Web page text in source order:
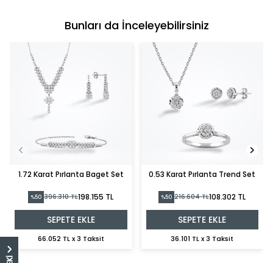
Bunları da İnceleyebilirsiniz
1.72 Karat Pırlanta Baget Set
%50 396.310 TL198.155 TL
SEPETE EKLE
66.052 TL x 3 Taksit
0.53 Karat Pırlanta Trend Set
%50 216.604 TL108.302 TL
SEPETE EKLE
36.101 TL x 3 Taksit